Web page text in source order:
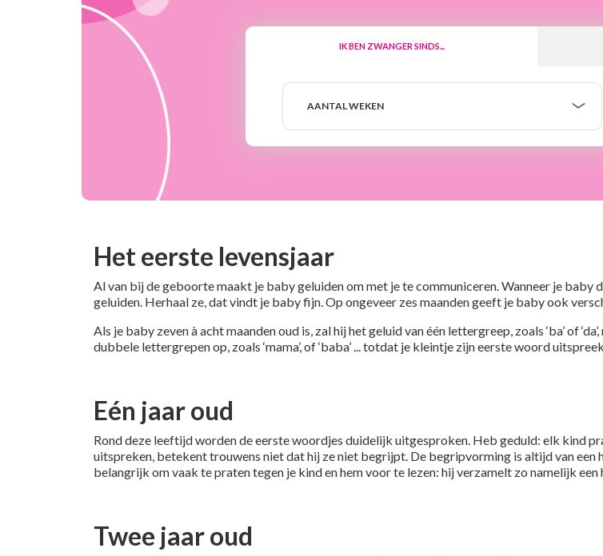
IK BEN ZWANGER SINDS...
Aantal
wekenAANTAL WEKEN
Het eerste levensjaar
Al van bij de geboorte maakt je baby geluiden om met je te communiceren. Wanneer je
geluiden. Herhaal ze, dat vindt je baby fijn. Op ongeveer zes maanden geeft je baby ook
Als je baby zeven à acht maanden oud is, zal hij het geluid van één lettergreep, zoals ‘ba’ of
dubbele lettergrepen op, zoals ‘mama’, of ‘baba’ ... totdat je kleintje zijn eerste woord
Eén jaar oud
Rond deze leeftijd worden de eerste woordjes duidelijk uitgesproken. Heb geduld: elk kind
uitspreken, betekent trouwens niet dat hij ze niet begrijpt. De begripvorming is altijd van een
belangrijk om vaak te praten tegen je kind en hem voor te lezen: hij verzamelt zo namelijk
Twee jaar oud